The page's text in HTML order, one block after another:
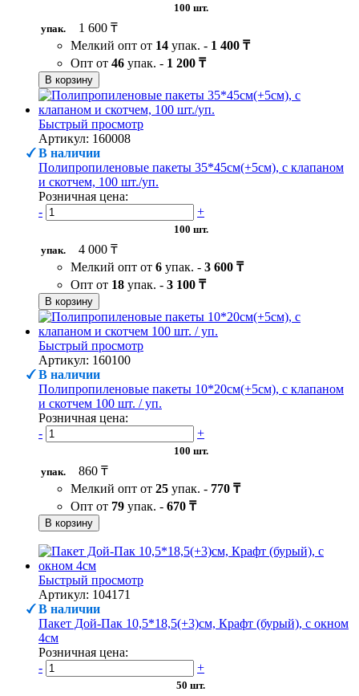
100 шт.
упак.
1 600 ₸
Мелкий опт от 14 упак. - 1 400 ₸
Опт от 46 упак. - 1 200 ₸
В корзину
Быстрый просмотр
Артикул: 160008
В наличии
Полипропиленовые пакеты 35*45см(+5см), с клапаном
и скотчем, 100 шт./уп.
Розничная цена:
-
+
100 шт.
упак.
4 000 ₸
Мелкий опт от 6 упак. - 3 600 ₸
Опт от 18 упак. - 3 100 ₸
В корзину
Быстрый просмотр
Артикул: 160100
В наличии
Полипропиленовые пакеты 10*20см(+5см), с клапаном
и скотчем 100 шт. / уп.
Розничная цена:
-
+
100 шт.
упак.
860 ₸
Мелкий опт от 25 упак. - 770 ₸
Опт от 79 упак. - 670 ₸
В корзину
Быстрый просмотр
Артикул: 104171
В наличии
Пакет Дой-Пак 10,5*18,5(+3)см, Крафт (бурый), с окном
4см
Розничная цена:
-
+
50 шт.